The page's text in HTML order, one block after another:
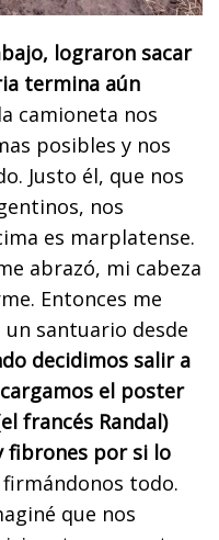
lograron sacar
termina aún
camioneta nos
posibles y nos
Justo él, que nos
nos
es marplatense.
abrazó, mi cabeza
Entonces me
un santuario desde
decidimos salir a
el poster
francés Randal)
fibrones por si lo
todo.
que nos